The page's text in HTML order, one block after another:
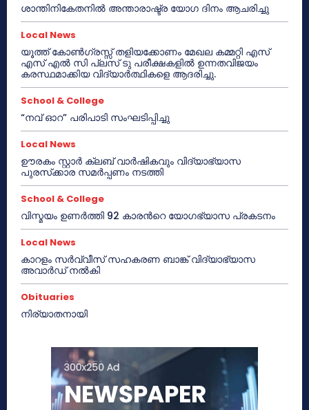
ശാന്തിനികേതനിൽ അന്താരാഷ്ട്ര യോഗ ദിനം ആചരിച്ചു
Local News
യൂത്ത് കോൺഗ്രസ്സ് തളിയക്കോണം മേഖല കമ്മറ്റി എസ്
എസ് എൽ സി പ്ലസ് ടു പരീക്ഷകളിൽ ഉന്നതവിജയം
കരസ്ഥമാക്കിയ വിദ്യാർത്ഥികളെ ആദരിച്ചു.
School & College
“നവ് ഓറ” പരിപാടി സംഘടിപ്പിച്ചു
Local News
ഊരകം സ്റ്റാർ ക്ലബ് വാർഷികവും വിദ്യാഭ്യാസ
പുരസ്‌ക്കാര സമർപ്പണം നടത്തി
School & College
വിസ്മയം ഉണർത്തി 92 കാരൻറെ യോഗഭ്യാസ പ്രകടനം
Local News
കാറളം സർവ്വീസ് സഹകരണ ബാങ്ക് വിദ്യാഭ്യാസ
അവാർഡ് നൽകി
Obituaries
നിര്യാതനായി